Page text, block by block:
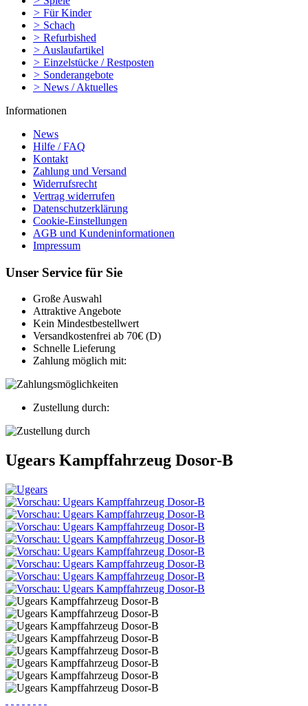
> Für Kinder
> Schach
> Refurbished
> Auslaufartikel
> Einzelstücke / Restposten
> Sonderangebote
> News / Aktuelles
Informationen
News
Hilfe / FAQ
Kontakt
Zahlung und Versand
Widerrufsrecht
Vertrag widerrufen
Datenschutzerklärung
Cookie-Einstellungen
AGB und Kundeninformationen
Impressum
Unser Service für Sie
Große Auswahl
Attraktive Angebote
Kein Mindestbestellwert
Versandkostenfrei ab 70€ (D)
Schnelle Lieferung
Zahlung möglich mit:
Zustellung durch:
Ugears Kampffahrzeug Dosor-B